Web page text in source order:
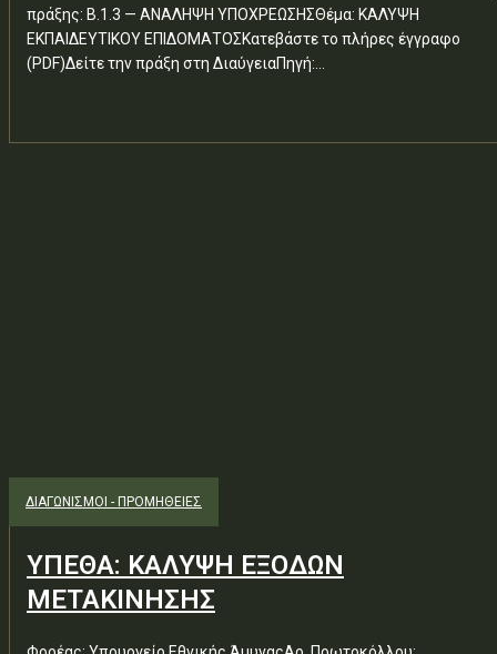
πράξης: Β.1.3 — ΑΝΑΛΗΨΗ ΥΠΟΧΡΕΩΣΗΣΘέμα: ΚΑΛΥΨΗ
ΕΚΠΑΙΔΕΥΤΙΚΟΥ ΕΠΙΔΟΜΑΤΟΣΚατεβάστε το πλήρες έγγραφο
(PDF)Δείτε την πράξη στη ΔιαύγειαΠηγή:...
ΔΙΑΓΩΝΙΣΜΟΊ - ΠΡΟΜΉΘΕΙΕΣ
ΥΠΕΘΑ: ΚΑΛΥΨΗ ΕΞΟΔΩΝ
ΜΕΤΑΚΙΝΗΣΗΣ